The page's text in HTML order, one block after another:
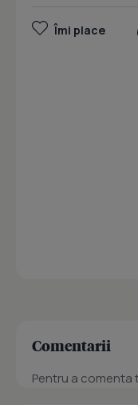
Îmi place
Comentarii
Pentru a